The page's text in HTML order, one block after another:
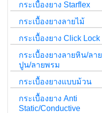
กระเบื้องยาง Starflex
กระเบื้องยางลายไม้
กระเบื้องยาง Click Lock
กระเบื้องยางลายหิน/ลาย
ปูน/ลายพรม
กระเบื้องยางแบบม้วน
กระเบื้องยาง Anti
Static/Conductive